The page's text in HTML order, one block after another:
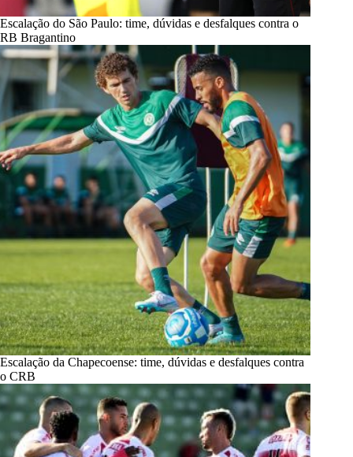
Escalação do São Paulo: time, dúvidas e desfalques contra o
RB Bragantino
Escalação da Chapecoense: time, dúvidas e desfalques contra
o CRB